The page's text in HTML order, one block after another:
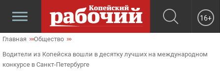
16+
Главная Общество
Водители из Копейска вошли в десятку лучших на международном
конкурсе в Санкт-Петербурге